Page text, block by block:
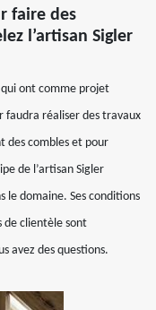
faire des
l’artisan Sigler
ont comme projet
faudra réaliser des travaux
des combles et pour
de l’artisan Sigler
le domaine. Ses conditions
de clientèle sont
avez des questions.